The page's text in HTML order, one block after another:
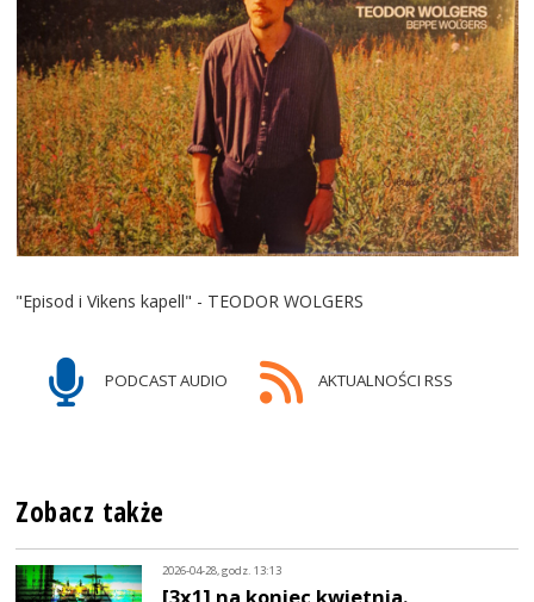
"Episod i Vikens kapell" - TEODOR WOLGERS
PODCAST AUDIO AKTUALNOŚCI RSS
Zobacz także
2026-04-28, godz. 13:13
[3x1] na koniec kwietnia.